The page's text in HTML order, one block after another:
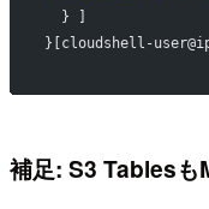
  } ]
}[cloudshell-
補足: S3 Tablesも